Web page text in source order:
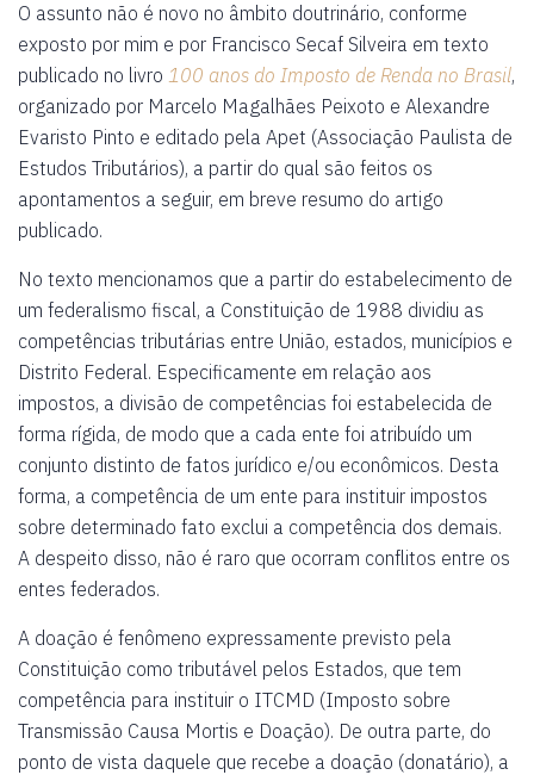
O assunto não é novo no âmbito doutrinário, conforme
exposto por mim e por Francisco Secaf Silveira em texto
publicado no livro 100 anos do Imposto de Renda no Brasil,
organizado por Marcelo Magalhães Peixoto e Alexandre
Evaristo Pinto e editado pela Apet (Associação Paulista de
Estudos Tributários), a partir do qual são feitos os
apontamentos a seguir, em breve resumo do artigo
publicado.
No texto mencionamos que a partir do estabelecimento de
um federalismo fiscal, a Constituição de 1988 dividiu as
competências tributárias entre União, estados, municípios e
Distrito Federal. Especificamente em relação aos
impostos, a divisão de competências foi estabelecida de
forma rígida, de modo que a cada ente foi atribuído um
conjunto distinto de fatos jurídico e/ou econômicos. Desta
forma, a competência de um ente para instituir impostos
sobre determinado fato exclui a competência dos demais.
A despeito disso, não é raro que ocorram conflitos entre os
entes federados.
A doação é fenômeno expressamente previsto pela
Constituição como tributável pelos Estados, que tem
competência para instituir o ITCMD (Imposto sobre
Transmissão Causa Mortis e Doação). De outra parte, do
ponto de vista daquele que recebe a doação (donatário), a